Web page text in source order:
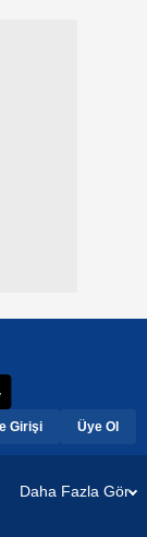
Girişi Üye Ol
Daha Fazla Gör